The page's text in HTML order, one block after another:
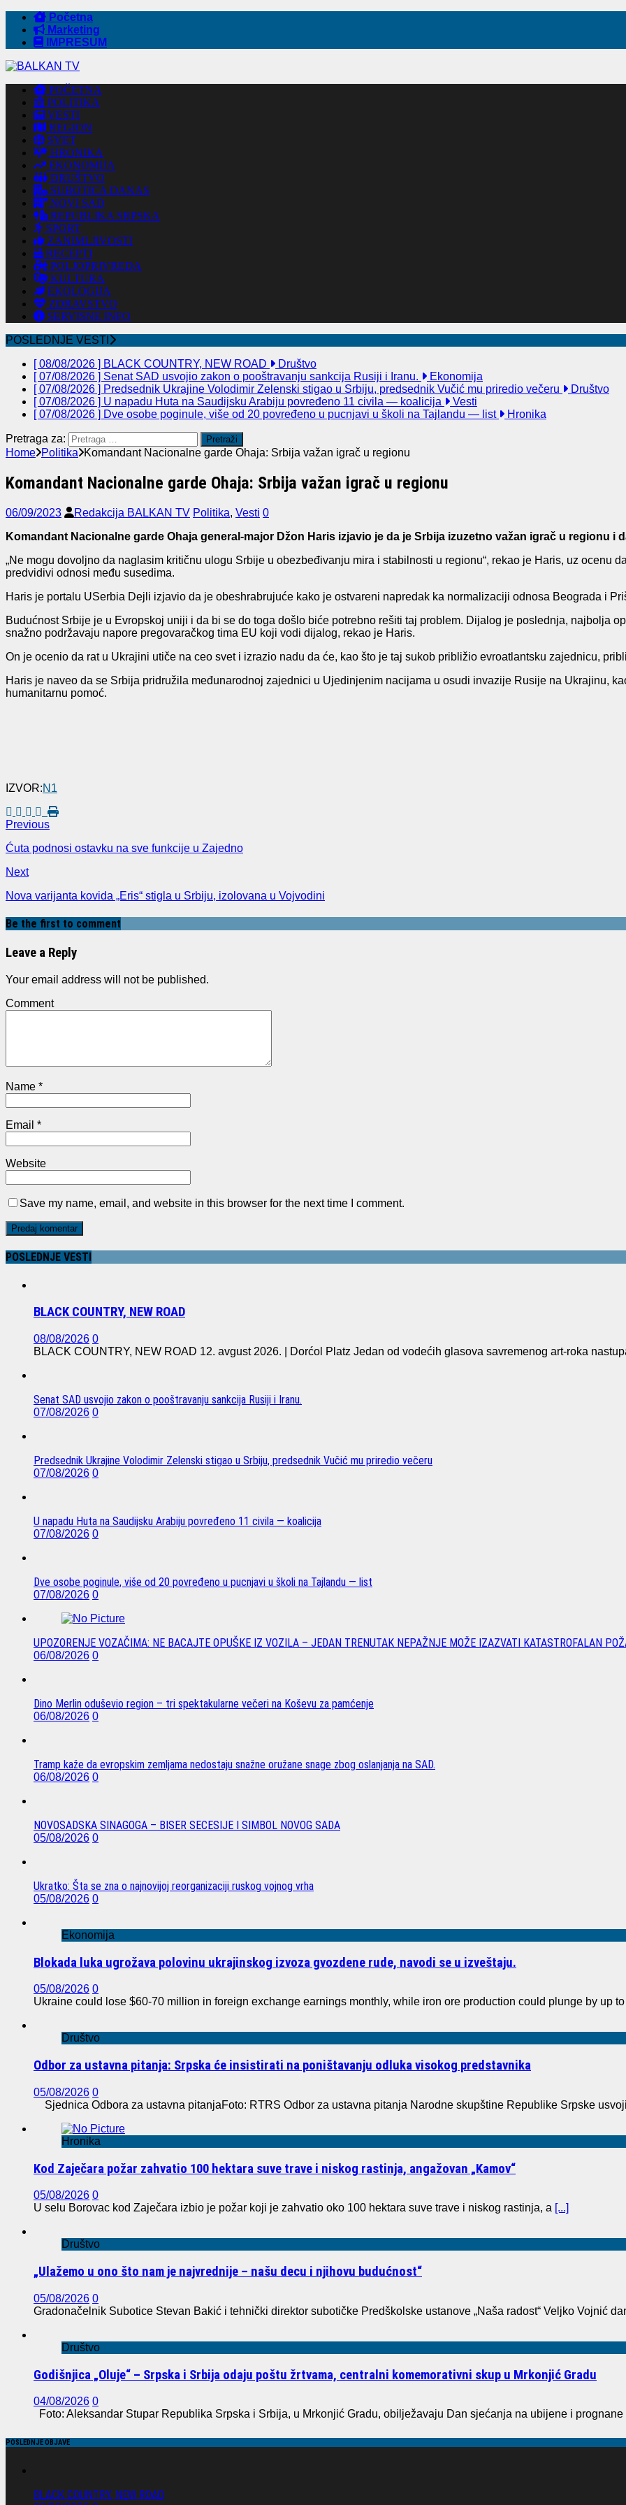
Početna
Marketing
IMPRESUM
POČETNA
POLITIKA
VESTI
REGION
SVET
HRONIKA
EKONOMIJA
DRUŠTVO
SUBOTICA DANAS
NOVI SAD
REPUBLIKA SRPSKA
SPORT
ZANIMLJIVOSTI
RECEPTI
POLJOPRIVREDA
KULTURA
EKOLOGIJA
ZDRAVSTVO
SERVISNE INFO
POSLEDNJE VESTI
[ 08/08/2026 ] BLACK COUNTRY, NEW ROAD
Društvo
[ 07/08/2026 ] Senat SAD usvojio zakon o pooštravanju sankcija Rusiji i Iranu.
Ekonomija
[ 07/08/2026 ] Predsednik Ukrajine Volodimir Zelenski stigao u Srbiju, predsednik Vučić mu priredio večeru
Društvo
[ 07/08/2026 ] U napadu Huta na Saudijsku Arabiju povređeno 11 civila — koalicija
Vesti
[ 07/08/2026 ] Dve osobe poginule, više od 20 povređeno u pucnjavi u školi na Tajlandu — list Hronika
Pretraga za:
Home Politika Komandant Nacionalne garde Ohaja: Srbija važan igrač u regionu
Komandant Nacionalne garde Ohaja: Srbija važan igrač u regionu
06/09/2023 Redakcija BALKAN TV Politika, Vesti 0
Komandant Nacionalne garde Ohaja general-major Džon Haris izjavio je da je Srbija izuzetno važan igrač u regionu i
„Ne mogu dovoljno da naglasim kritičnu ulogu Srbije u obezbeđivanju mira i stabilnosti u regionu“, rekao je Haris, uz ocenu
predvidivi odnosi među susedima.
Haris je portalu USerbia Dejli izjavio da je obeshrabrujuće kako je ostvareni napredak ka normalizaciji odnosa Beograda i
Budućnost Srbije je u Evropskoj uniji i da bi se do toga došlo biće potrebno rešiti taj problem. Dijalog je poslednja, najbolja
snažno podržavaju napore pregovaračkog tima EU koji vodi dijalog, rekao je Haris.
On je ocenio da rat u Ukrajini utiče na ceo svet i izrazio nadu da će, kao što je taj sukob približio evroatlantsku zajednicu,
Haris je naveo da se Srbija pridružila međunarodnoj zajednici u Ujedinjenim nacijama u osudi invazije Rusije na Ukrajinu,
humanitarnu pomoć.
IZVOR:N1
Previous
Ćuta podnosi ostavku na sve funkcije u Zajedno
Next
Nova varijanta kovida „Eris“ stigla u Srbiju, izolovana u Vojvodini
Be the first to comment
Leave a Reply
Your email address will not be published.
Comment
Name *
Email *
Website
Save my name, email, and website in this browser for the next time I comment.
POSLEDNJE VESTI
BLACK COUNTRY, NEW ROAD
08/08/2026 0
BLACK COUNTRY, NEW ROAD 12. avgust 2026. | Dorćol Platz Jedan od vodećih glasova savremenog art-roka
Senat SAD usvojio zakon o pooštravanju sankcija Rusiji i Iranu.
07/08/2026 0
Predsednik Ukrajine Volodimir Zelenski stigao u Srbiju, predsednik Vučić mu priredio večeru
07/08/2026 0
U napadu Huta na Saudijsku Arabiju povređeno 11 civila — koalicija
07/08/2026 0
Dve osobe poginule, više od 20 povređeno u pucnjavi u školi na Tajlandu — list
07/08/2026 0
UPOZORENJE VOZAČIMA: NE BACAJTE OPUŠKE IZ VOZILA – JEDAN TRENUTAK NEPAŽNJE MOŽE IZAZVATI KATASTROFALAN
06/08/2026 0
Dino Merlin oduševio region – tri spektakularne večeri na Koševu za pamćenje
06/08/2026 0
Tramp kaže da evropskim zemljama nedostaju snažne oružane snage zbog oslanjanja na SAD.
06/08/2026 0
NOVOSADSKA SINAGOGA – BISER SECESIJE I SIMBOL NOVOG SADA
05/08/2026 0
Ukratko: Šta se zna o najnovijoj reorganizaciji ruskog vojnog vrha
05/08/2026 0
Ekonomija
Blokada luka ugrožava polovinu ukrajinskog izvoza gvozdene rude, navodi se u izveštaju.
05/08/2026 0
Ukraine could lose $60-70 million in foreign exchange earnings monthly, while iron ore production could plunge by up
Društvo
Odbor za ustavna pitanja: Srpska će insistirati na poništavanju odluka visokog predstavnika
05/08/2026 0
Sjednica Odbora za ustavna pitanjaFoto: RTRS Odbor za ustavna pitanja Narodne skupštine Republike Srpske
Hronika
Kod Zaječara požar zahvatio 100 hektara suve trave i niskog rastinja, angažovan „Kamov“
05/08/2026 0
U selu Borovac kod Zaječara izbio je požar koji je zahvatio oko 100 hektara suve trave i niskog rastinja, a [...]
Društvo
„Ulažemo u ono što nam je najvrednije – našu decu i njihovu budućnost“
05/08/2026 0
Gradonačelnik Subotice Stevan Bakić i tehnički direktor subotičke Predškolske ustanove „Naša radost“ Veljko Vojnić
Društvo
Godišnjica „Oluje“ – Srpska i Srbija odaju poštu žrtvama, centralni komemorativni skup u Mrkonjić Gradu
04/08/2026 0
Foto: Aleksandar Stupar Republika Srpska i Srbija, u Mrkonjić Gradu, obilježavaju Dan sjećanja na ubijene i
POSLEDNJE OBJAVE
BLACK COUNTRY, NEW ROAD